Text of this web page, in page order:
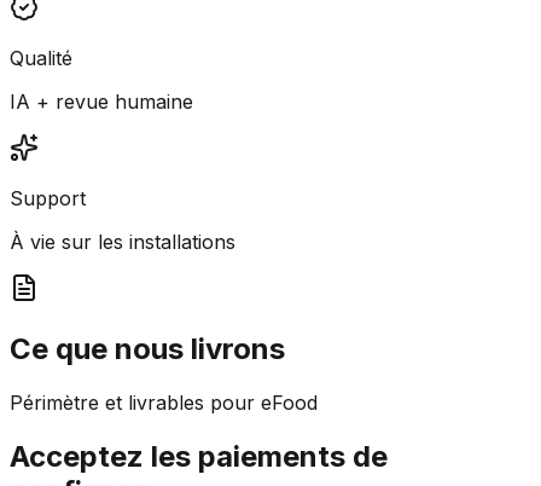
Qualité
IA + revue humaine
Support
À vie sur les installations
Ce que nous livrons
Périmètre et livrables pour eFood
Acceptez les paiements de